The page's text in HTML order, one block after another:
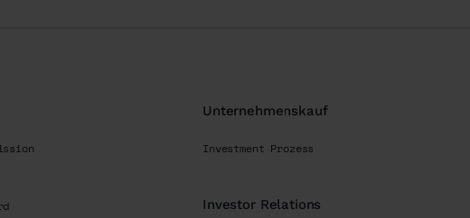
Unternehmenskauf
Investment Prozess
Investor Relations